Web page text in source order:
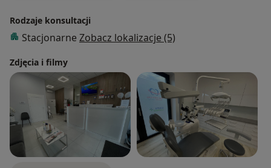
Rodzaje konsultacji
Stacjonarne Zobacz lokalizacje (5)
Zdjęcia i filmy